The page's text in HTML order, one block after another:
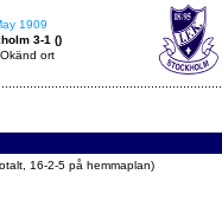
1909
3-1 ()
ort
16-2-5 på hemmaplan)